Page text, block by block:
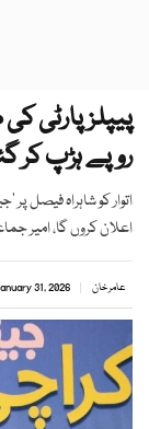
روپے ہڑپ کر
اتوار کو شاہراہ فیصل
اعلان کروں گا، امیر
عامر خان 31, 2026